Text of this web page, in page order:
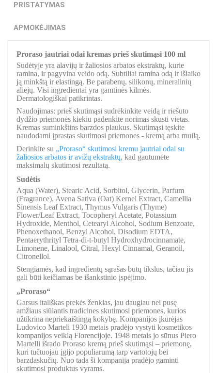
PRISTATYMAS
APMOKĖJIMAS
Proraso jautriai odai kremas prieš skutimąsi 100 ml
Sudėtyje yra alavijų ir žaliosios arbatos ekstraktų, kurie
ramina, ir pagyvina veido odą. Subtiliai ramina odą ir išlaiko
ją minkštą ir elastingą. Be parabenų, silikonų, mineralinių
aliejų. Visi ingredientai yra gamtinės kilmės.
Dermatologiškai patikrintas.
Naudojimas: prieš skutimąsi sudrėkinkite veidą ir riešuto
dydžio priemonės kiekiu padenkite norimas skusti vietas.
Kremas suminkštins barzdos plaukus. Skutimąsi tęskite
naudodami įprastas skutimosi priemones - kremą arba muilą.
Derinkite su „Proraso“ skutimosi kremu jautriai odai su
žaliosios arbatos ir avižų ekstraktų, kad gautumėte
maksimalų skutimosi rezultatą.
Sudėtis
Aqua (Water), Stearic Acid, Sorbitol, Glycerin, Parfum
(Fragrance), Avena Sativa (Oat) Kernel Extract, Camellia
Sinensis Leaf Extract, Thymus Vulgaris (Thyme)
Flower/Leaf Extract, Tocopheryl Acetate, Potassium
Hydroxide, Menthol, Cetearyl Alcohol, Sodium Benzoate,
Phenoxethanol, Benzyl Alcohol, Disodium EDTA,
Pentaerythrityl Tetra-di-t-butyl Hydroxhydrocinnamate,
Limonene, Linalool, Citral, Hexyl Cinnamal, Geranoil,
Citronellol.
Stengiamės, kad ingredientų sąrašas būtų tikslus, tačiau jis
gali būti keičiamas be išankstinio įspėjimo.
„Proraso“
Garsus itališkas prekės ženklas, jau daugiau nei pusę
amžiaus siūlantis tradicines skutimosi priemones, kurios
užtikrina nepriekaištingą kokybę. Kompanijos įkūrėjas
Ludovico Marteli 1930 metais pradėjo vystyti kosmetikos
kompanijos veiklą Florencijoje. 1948 metais jo sūnus Piero
Martelli išrado Proraso kremą prieš skutimąsi – priemonę,
kuri tučtuojau įgijo populiarumą tarp vartotojų bei
barzdaskučių. Nuo tada ši kompanija pradėjo gaminti
skutimosi produktus vyrams.